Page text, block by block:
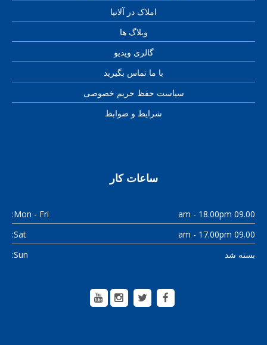
املاک در آلانیا
وبلاگ ها
گالری ویدیو
با ما تماس بگیرید
سیاست حفظ حریم خصوصی
شرایط و ضوابط
ساعات کار
Mon - Fri:
09.00 am - 18.00pm
Sat:
09.00 am - 17.00pm
Sun:
بسته شد